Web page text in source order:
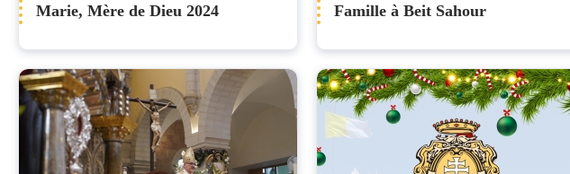
Marie, Mère de Dieu 2024
Famille à Beit Sahour